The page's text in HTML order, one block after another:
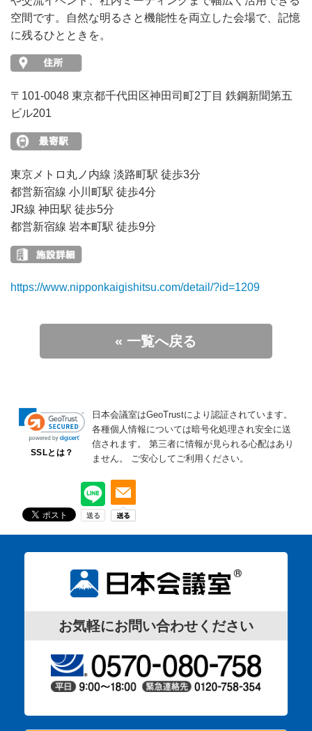
空間です。自然な明るさと機能性を両立した会場で、記憶
に残るひとときを。
〒101-0048 東京都千代田区神田司町2丁目 鉄鋼新聞第五
ビル201
東京メトロ丸ノ内線 淡路町駅 徒歩3分
都営新宿線 小川町駅 徒歩4分
JR線 神田駅 徒歩5分
都営新宿線 岩本町駅 徒歩9分
https://www.nipponkaigishitsu.com/detail/?id=1209
« 一覧へ戻る
SSLとは？
日本会議室はGeoTrustにより認証されています。
各種個人情報については暗号化処理され安全に送
信されます。
第三者に情報が見られる心配はあり
ません。
ご安心してご利用ください。
お気軽にお問い合わせください